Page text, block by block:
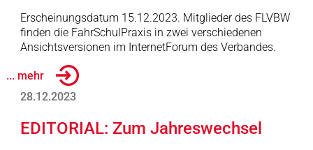
Erscheinungsdatum 15.12.2023. Mitglieder des FLVBW
finden die FahrSchulPraxis in zwei verschiedenen
Ansichtsversionen im InternetForum des Verbandes.
... mehr
28.12.2023
EDITORIAL: Zum Jahreswechsel